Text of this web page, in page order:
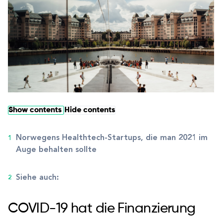
Show contents Hide contents
Norwegens Healthtech-Startups, die man 2021 im
Auge behalten sollte
Siehe auch:
COVID-19 hat die Finanzierung